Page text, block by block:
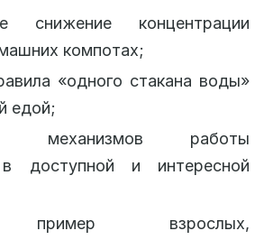
снижение концентрации
компотах;
«одного стакана воды»
едой;
механизмов работы
в доступной и интересной
пример взрослых,